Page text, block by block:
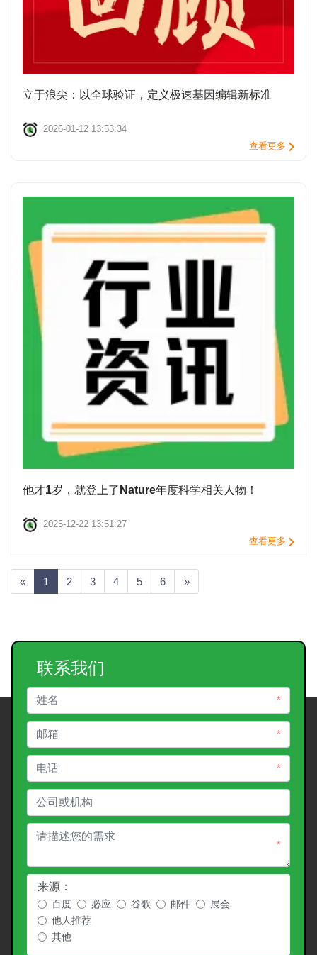
立于浪尖：以全球验证，定义极速基因编辑新标准
2026-01-12 13:53:34
查看更多
他才1岁，就登上了Nature年度科学相关人物！
2025-12-22 13:51:27
查看更多
« 1 2 3 4 5 6 »
联系我们
*
*
*
*
来源：
百度 必应 谷歌 邮件
展会
他人推荐
其他